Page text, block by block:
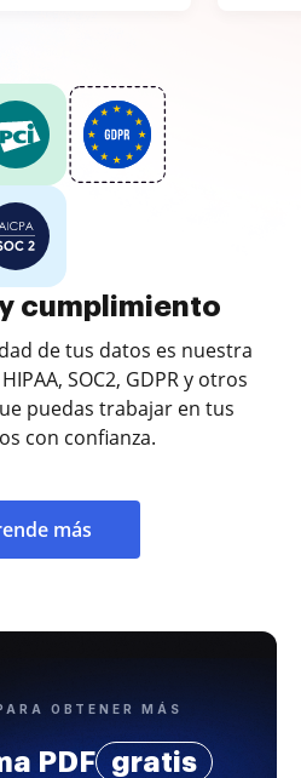
cumplimiento
de tus datos es nuestra
SOC2, GDPR y otros
puedas trabajar en tus
con confianza.
más
OBTENER MÁS
PDF gratis